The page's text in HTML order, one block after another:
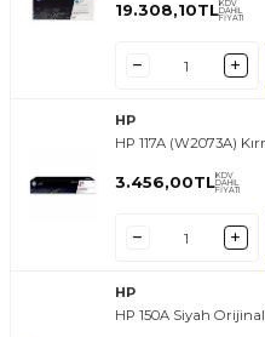
19.308,10TLKDV
DAHİL
FİYATI
HP
HP 117A (W2073A)
3.456,00TLKDV
DAHİL
FİYATI
HP
HP 150A Siyah